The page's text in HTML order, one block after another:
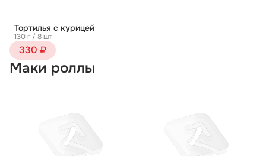
Тортилья с курицей
130 г / 8 шт
330 ₽
Маки роллы